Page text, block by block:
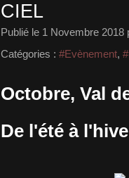
CIEL
Publié le 1 Novembre 2018
Catégories : #Evènement,
Octobre, Val
De l'été à